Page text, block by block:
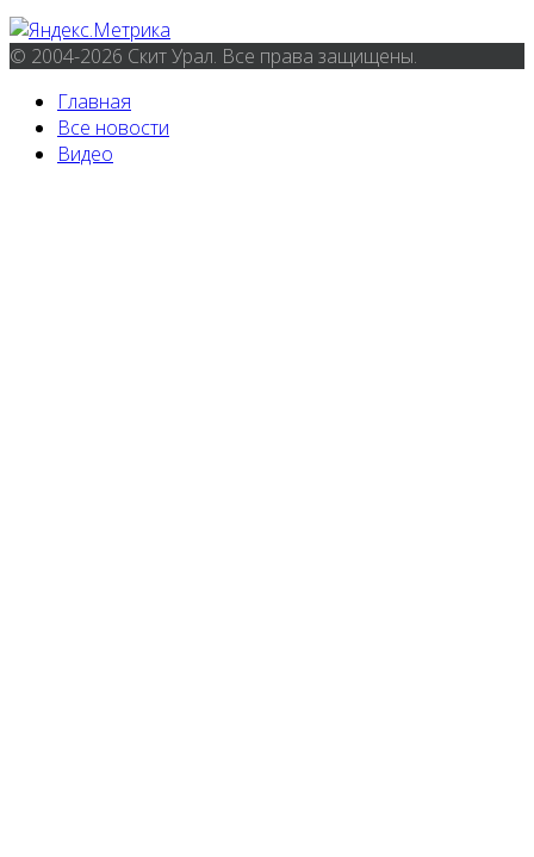
© 2004-2026 Скит Урал. Все права защищены.
Главная
Все новости
Видео